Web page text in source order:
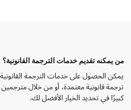
من يمكنه تقديم خدمات الترجمة القانونية؟
يمكن الحصول على خدمات الترجمة
ترجمة قانونية معتمدة، أو من خلال
كبيرًا في تحديد الخيار الأفضل لك.